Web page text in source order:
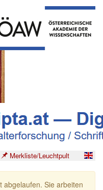
Merkliste/Leuchtpult
abgelaufen. Sie arbeiten